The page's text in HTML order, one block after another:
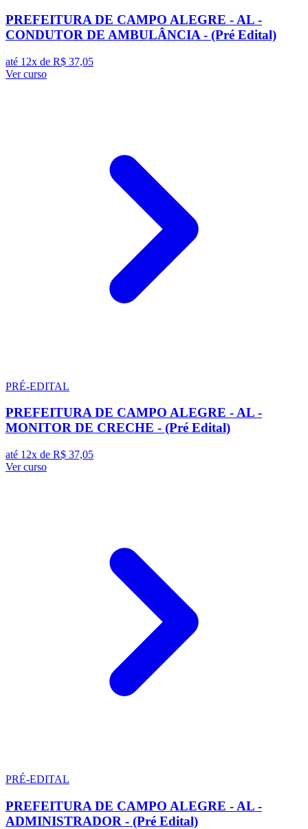
PREFEITURA DE CAMPO ALEGRE - AL -
CONDUTOR DE AMBULÂNCIA - (Pré Edital)
até 12x de R$ 37,05
Ver curso
PRÉ-EDITAL
PREFEITURA DE CAMPO ALEGRE - AL -
MONITOR DE CRECHE - (Pré Edital)
até 12x de R$ 37,05
Ver curso
PRÉ-EDITAL
PREFEITURA DE CAMPO ALEGRE - AL -
ADMINISTRADOR - (Pré Edital)